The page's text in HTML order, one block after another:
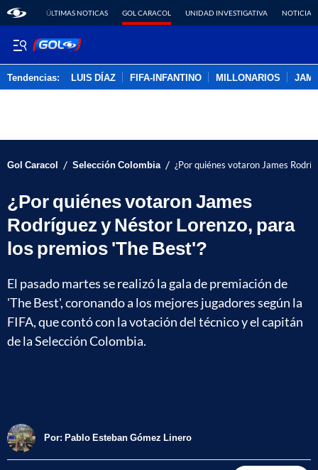
ÚLTIMAS NOTICAS GOL CARACOL UNIDAD INVESTIGATIVA NOTICIAS
Tendencias: LUIS DÍAZ FIFA-INFANTINO MILLONARIOS
Gol Caracol / Selección Colombia / ¿Por quiénes votaron James
¿Por quiénes votaron James
Rodríguez y Néstor Lorenzo, para
los premios 'The Best'?
El pasado martes se realizó la gala de premiación de
'The Best', coronando a los mejores jugadores según la
FIFA, que contó con la votación del técnico y el capitán
de la Selección Colombia.
Por: Pablo Esteban Gómez Linero